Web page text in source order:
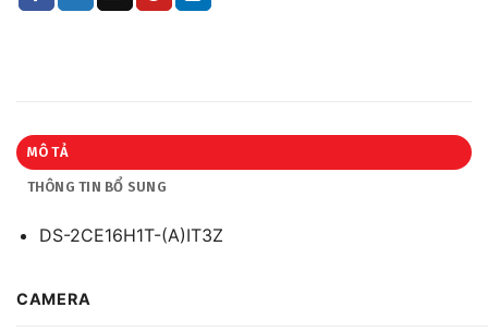
MÔ TẢ
THÔNG TIN BỔ SUNG
DS-2CE16H1T-(A)IT3Z
CAMERA